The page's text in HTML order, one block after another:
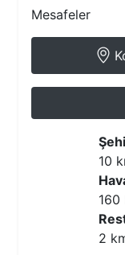
Mesafeler
10
160
2